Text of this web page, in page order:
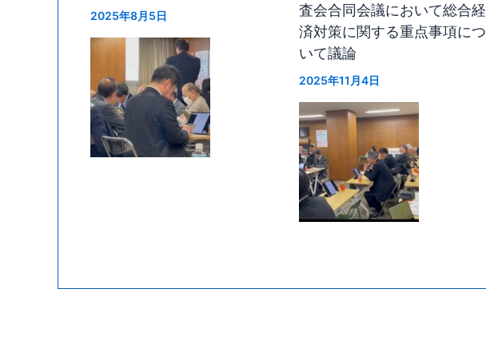
2025年8月5日
査会合同会議において総合経
済対策に関する重点事項につ
いて議論
2025年11月4日